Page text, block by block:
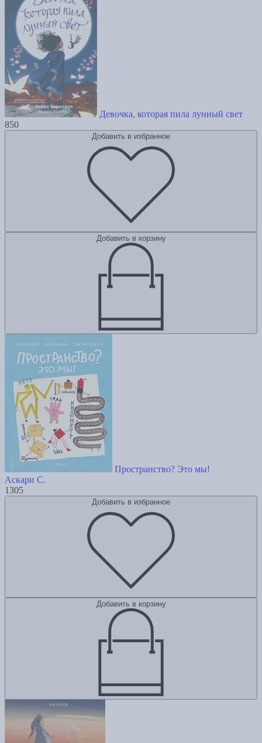
Девочка, которая пила лунный свет
850
Добавить в избранное
Добавить в корзину
Пространство? Это мы!
Аскари С.
1305
Добавить в избранное
Добавить в корзину